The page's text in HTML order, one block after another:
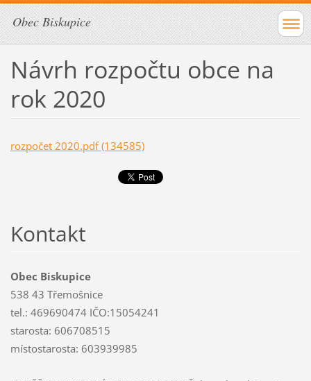
Obec Biskupice
Návrh rozpočtu obce na
rok 2020
rozpočet 2020.pdf (134585)
Kontakt
Obec Biskupice
538 43 Třemošnice
tel.: 469690474 IČO:15054241
starosta: 606708515
místostarosta: 603939985